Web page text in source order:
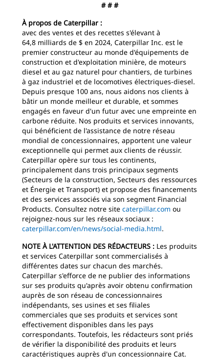
# # #
À propos de Caterpillar :
avec des ventes et des recettes s'élevant à
64,8 milliards de $ en 2024, Caterpillar Inc. est le
premier constructeur au monde d'équipements de
construction et d'exploitation minière, de moteurs
diesel et au gaz naturel pour chantiers, de turbines
à gaz industriel et de locomotives électriques-diesel.
Depuis presque 100 ans, nous aidons nos clients à
bâtir un monde meilleur et durable, et sommes
engagés en faveur d'un futur avec une empreinte en
carbone réduite. Nos produits et services innovants,
qui bénéficient de l'assistance de notre réseau
mondial de concessionnaires, apportent une valeur
exceptionnelle qui permet aux clients de réussir.
Caterpillar opère sur tous les continents,
principalement dans trois principaux segments
(Secteurs de la construction, Secteurs des ressources
et Énergie et Transport) et propose des financements
et des services associés via son segment Financial
Products. Consultez notre site caterpillar.com ou
rejoignez-nous sur les réseaux sociaux :
caterpillar.com/en/news/social-media.html.
NOTE À L'ATTENTION DES RÉDACTEURS : Les produits
et services Caterpillar sont commercialisés à
différentes dates sur chacun des marchés.
Caterpillar s'efforce de ne publier des informations
sur ses produits qu'après avoir obtenu confirmation
auprès de son réseau de concessionnaires
indépendants, ses usines et ses filiales
commerciales que ses produits et services sont
effectivement disponibles dans les pays
correspondants. Toutefois, les rédacteurs sont priés
de vérifier la disponibilité des produits et leurs
caractéristiques auprès d'un concessionnaire Cat.